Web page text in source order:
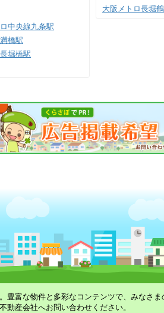
中央線九条駅
橋駅
堀橋駅
大阪メトロ長堀
豊富な物件と多彩なコンテンツで、みなさま
動産会社へお問い合わせください。